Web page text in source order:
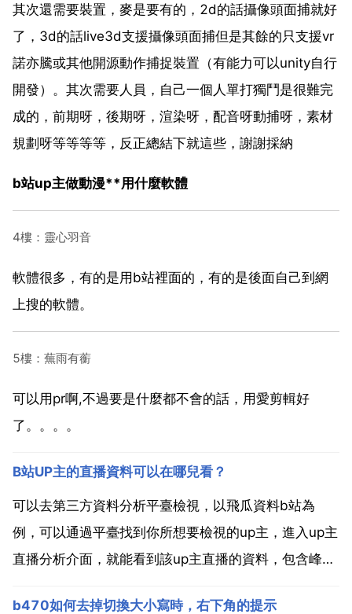
其次還需要裝置，麥是要有的，2d的話攝像頭面捕就好
了，3d的話live3d支援攝像頭面捕但是其餘的只支援vr
諾亦騰或其他開源動作捕捉裝置（有能力可以unity自行
開發）。其次需要人員，自己一個人單打獨鬥是很難完
成的，前期呀，後期呀，渲染呀，配音呀動捕呀，素材
規劃呀等等等等，反正總結下就這些，謝謝採納
b站up主做動漫**用什麼軟體
4樓：靈心羽音
軟體很多，有的是用b站裡面的，有的是後面自己到網
上搜的軟體。
5樓：蕪雨有蘅
可以用pr啊,不過要是什麼都不會的話，用愛剪輯好
了。。。。
B站UP主的直播資料可以在哪兒看？
可以去第三方資料分析平臺檢視，以飛瓜資料b站為
例，可以通過平臺找到你所想要檢視的up主，進入up主
直播分析介面，就能看到該up主直播的資料，包含峰值
b470如何去掉切換大小寫時，右下角的提示